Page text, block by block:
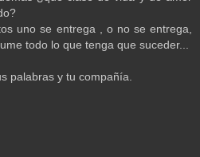
uno se entrega , o no se entrega,
todo lo que tenga que suceder...
palabras y tu compañía.